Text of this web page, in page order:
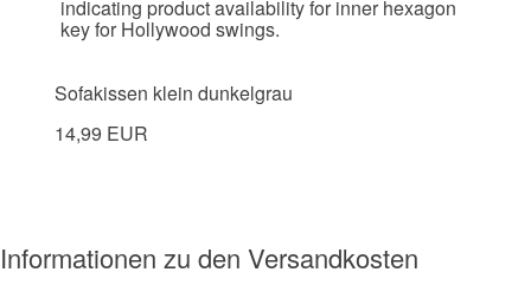
Sofakissen klein dunkelgrau
14,99 EUR
Informationen zu den Versandkosten